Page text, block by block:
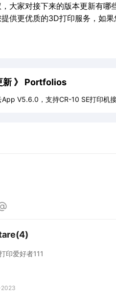
大家对接下来的版本更新有
供更优质的3D打印服务，如
》 Portfolios
App V5.6.0，支持CR-10 SE打印机接
印爱好者111